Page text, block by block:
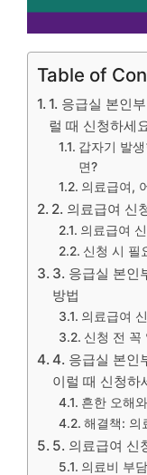
Table of
1. 응급실 본인
럴 때 신청하세
갑자기 발
면?
의료급여,
2. 의료급여 신
의료급여
신청 시 필
3. 응급실 본인
방법
의료급여
신청 전 꼭
4. 응급실 본인
이럴 때 신청하
흔한 오해
해결책: 의
5. 의료급여 신
의료비 부